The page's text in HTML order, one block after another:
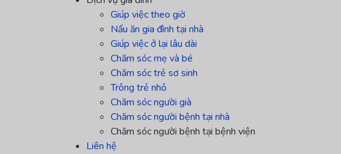
Giúp việc theo giờ
Nấu ăn gia đình tại nhà
Giúp việc ở lại lâu dài
Chăm sóc mẹ và bé
Chăm sóc trẻ sơ sinh
Trông trẻ nhỏ
Chăm sóc người già
Chăm sóc người bệnh tại nhà
Chăm sóc người bệnh tại bệnh viện
Liên hệ